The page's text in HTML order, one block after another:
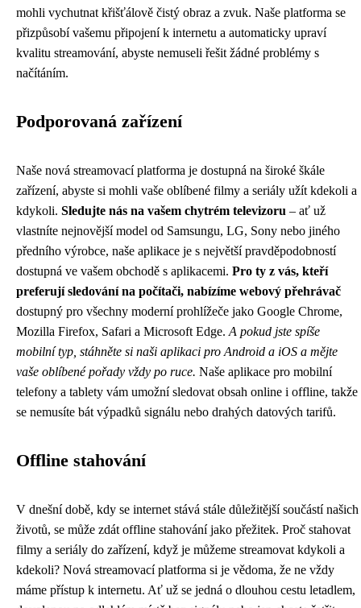
mohli vychutnat křišťálově čistý obraz a zvuk. Naše platforma se
přizpůsobí vašemu připojení k internetu a automaticky upraví
kvalitu streamování, abyste nemuseli řešit žádné problémy s
načítáním.
Podporovaná zařízení
Naše nová streamovací platforma je dostupná na široké škále
zařízení, abyste si mohli vaše oblíbené filmy a seriály užít kdekoli a
kdykoli. Sledujte nás na vašem chytrém televizoru – ať už
vlastníte nejnovější model od Samsungu, LG, Sony nebo jiného
předního výrobce, naše aplikace je s největší pravděpodobností
dostupná ve vašem obchodě s aplikacemi. Pro ty z vás, kteří
preferují sledování na počítači, nabízíme webový přehrávač
dostupný pro všechny moderní prohlížeče jako Google Chrome,
Mozilla Firefox, Safari a Microsoft Edge. A pokud jste spíše
mobilní typ, stáhněte si naši aplikaci pro Android a iOS a mějte
vaše oblíbené pořady vždy po ruce. Naše aplikace pro mobilní
telefony a tablety vám umožní sledovat obsah online i offline, takže
se nemusíte bát výpadků signálu nebo drahých datových tarifů.
Offline stahování
V dnešní době, kdy se internet stává stále důležitější součástí našich
životů, se může zdát offline stahování jako přežitek. Proč stahovat
filmy a seriály do zařízení, když je můžeme streamovat kdykoli a
kdekoli? Nová streamovací platforma si je vědoma, že ne vždy
máme přístup k internetu. Ať už se jedná o dlouhou cestu letadlem,